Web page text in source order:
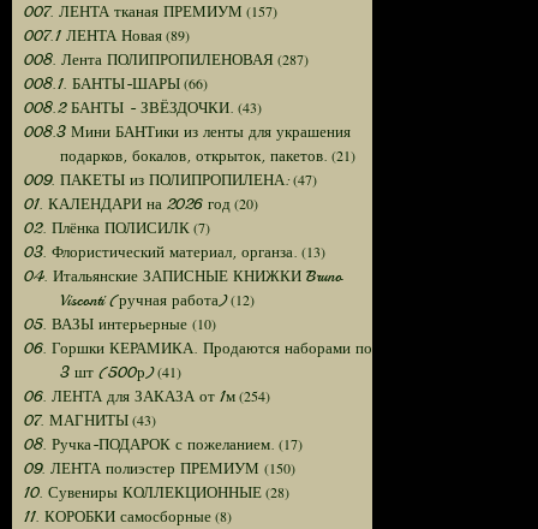
007. ЛЕНТА тканая ПРЕМИУМ (157)
007.1 ЛЕНТА Новая(89)
008. Лента ПОЛИПРОПИЛЕНОВАЯ (287)
008.1. БАНТЫ-ШАРЫ(66)
008.2 БАНТЫ - ЗВЁЗДОЧКИ. (43)
008.3 Мини БАНТики из ленты для украшения
подарков, бокалов, открыток, пакетов. (21)
009. ПАКЕТЫ из ПОЛИПРОПИЛЕНА:(47)
01. КАЛЕНДАРИ на 2026 год (20)
02. Плёнка ПОЛИСИЛК(7)
03. Флористический материал, органза. (13)
04. Итальянские ЗАПИСНЫЕ КНИЖКИ Bruno
Visconti (ручная работа)(12)
05. ВАЗЫ интерьерные (10)
06. Горшки КЕРАМИКА. Продаются наборами по
3 шт (500р)(41)
06. ЛЕНТА для ЗАКАЗА от 1м(254)
07. МАГНИТЫ(43)
08. Ручка-ПОДАРОК с пожеланием. (17)
09. ЛЕНТА полиэстер ПРЕМИУМ (150)
10. Сувениры КОЛЛЕКЦИОННЫЕ(28)
11. КОРОБКИ самосборные(8)